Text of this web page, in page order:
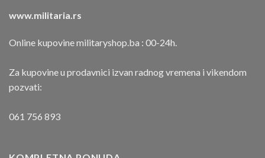
www.militaria.rs
Online kupovine militaryshop.ba : 00-24h.
Za kupovine u prodavnici izvan radnog vremena i vikendom
pozvati:
061 756 893